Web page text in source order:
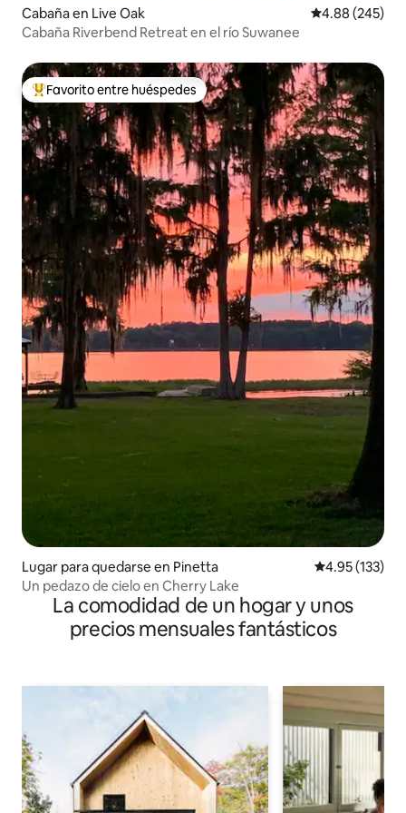
Cabaña en Live Oak Calificación
4.88 (245)
Cabaña Riverbend Retreat en el río Suwanee
Favorito entre huéspedes preferido
Favorito entre huéspedes
Lugar para quedarse en Pinetta Calificación
4.95 (133)
Un pedazo de cielo en Cherry Lake
La comodidad de un hogar y unos
precios mensuales fantásticos